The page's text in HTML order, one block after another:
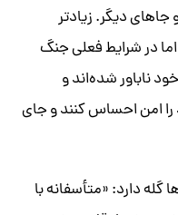
جاهای دیگر. زیادتر
در شرایط فعلی جنگ
ناباور شده‌اند و
امن احساس کنند و جای
گله دارد: «متأسفانه با